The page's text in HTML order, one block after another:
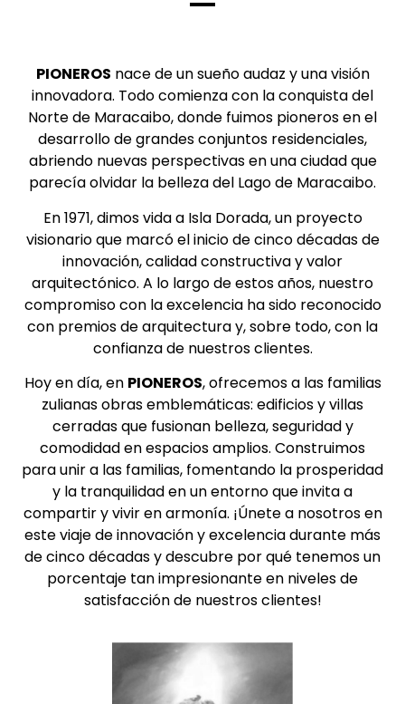
PIONEROS nace de un sueño audaz y una visión
innovadora. Todo comienza con la conquista del
Norte de Maracaibo, donde fuimos pioneros en el
desarrollo de grandes conjuntos residenciales,
abriendo nuevas perspectivas en una ciudad que
parecía olvidar la belleza del Lago de Maracaibo.
En 1971, dimos vida a Isla Dorada, un proyecto
visionario que marcó el inicio de cinco décadas de
innovación, calidad constructiva y valor
arquitectónico. A lo largo de estos años, nuestro
compromiso con la excelencia ha sido reconocido
con premios de arquitectura y, sobre todo, con la
confianza de nuestros clientes.
Hoy en día, en PIONEROS, ofrecemos a las familias
zulianas obras emblemáticas: edificios y villas
cerradas que fusionan belleza, seguridad y
comodidad en espacios amplios. Construimos
para unir a las familias, fomentando la prosperidad
y la tranquilidad en un entorno que invita a
compartir y vivir en armonía. ¡Únete a nosotros en
este viaje de innovación y excelencia durante más
de cinco décadas y descubre por qué tenemos un
porcentaje tan impresionante en niveles de
satisfacción de nuestros clientes!